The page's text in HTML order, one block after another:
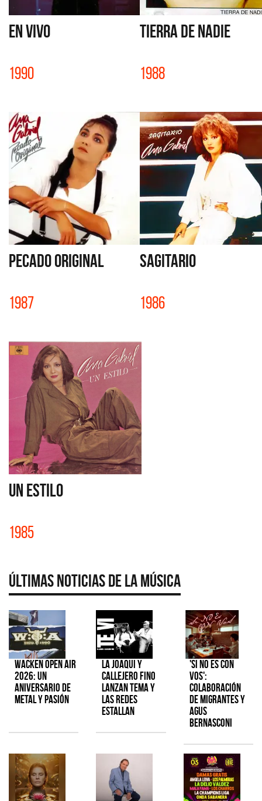
EN VIVO
1990
TIERRA DE NADIE
1988
PECADO ORIGINAL
1987
SAGITARIO
1986
UN ESTILO
1985
Últimas Noticias de la Música
Wacken Open Air
2026: Un
aniversario de
metal y pasión
La Joaqui y
Callejero Fino
lanzan tema y
las redes
estallan
'Si No Es Con
Vos':
colaboración
de Migrantes y
Agus
Bernasconi